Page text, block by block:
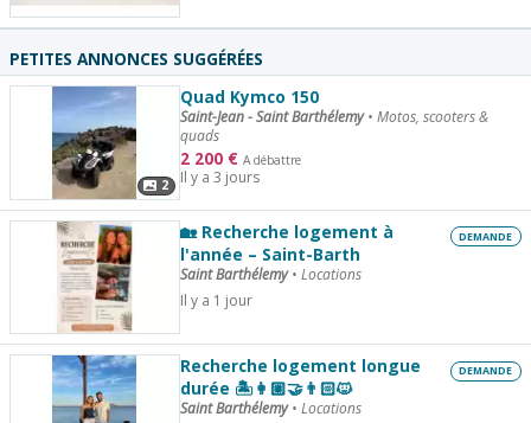
PETITES ANNONCES SUGGÉRÉES
2
Quad Kymco 150
Saint-Jean - Saint Barthélemy• Motos, scooters &
quads
2 200 € A débattre
Il y a 3 jours
🏡 Recherche logement à
l'année – Saint-Barth
DEMANDE
Saint Barthélemy• Locations
Il y a 1 jour
Recherche logement longue
durée 🏝️👩🏼‍🤝‍👨🏻🐱
DEMANDE
Saint Barthélemy• Locations